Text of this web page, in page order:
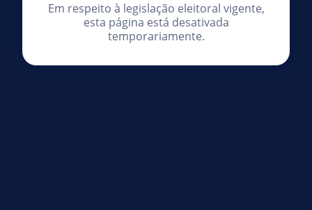
Em respeito à legislação eleitoral vigente,
esta página está desativada
temporariamente.